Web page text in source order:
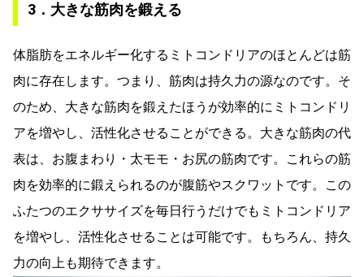
3．大きな筋肉を鍛える
体脂肪をエネルギー化するミトコンドリアのほとんどは筋
肉に存在します。つまり、筋肉は持久力の源なのです。そ
のため、大きな筋肉を鍛えたほうが効率的にミトコンドリ
アを増やし、活性化させることができる。大きな筋肉の代
表は、お腹まわり・太モモ・お尻の筋肉です。これらの筋
肉を効率的に鍛えられるのが腹筋やスクワットです。この
ふたつのエクササイズを毎日行うだけでもミトコンドリア
を増やし、活性化させることは可能です。もちろん、持久
力の向上も期待できます。